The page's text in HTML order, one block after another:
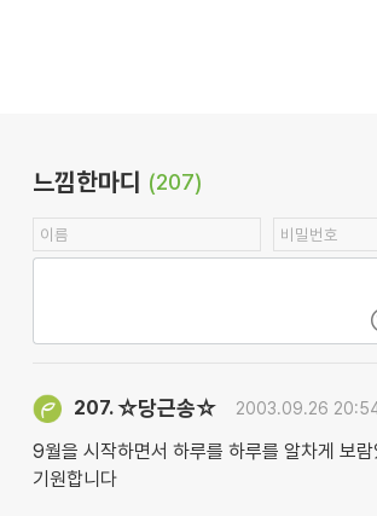
느낌한마디 (207)
207.☆당근송☆ 2003.09.26
9월을 시작하면서 하루를 하루를 알차게 보람
기원합니다